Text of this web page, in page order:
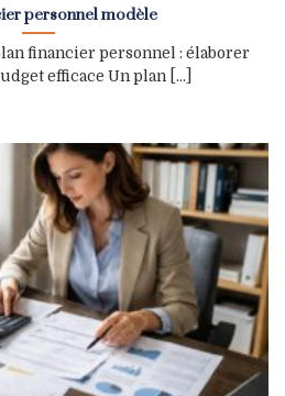
personnel modèle
financier personnel : élaborer
efficace Un plan [...]